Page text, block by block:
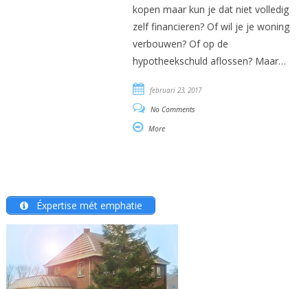
kopen maar kun je dat niet volledig
zelf financieren? Of wil je je woning
verbouwen? Of op de
hypotheekschuld aflossen? Maar…
februari 23, 2017
No Comments
More
Éxpertise mét emphatie